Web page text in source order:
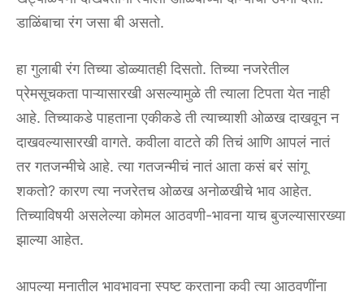
डाळिंबाचा रंग जसा बी असतो.
हा गुलाबी रंग तिच्या डोळ्यातही दिसतो. तिच्या नजरेतील
प्रेमसूचकता पाऱ्यासारखी असल्यामुळे ती त्याला टिपता येत नाही
आहे. तिच्याकडे पाहताना एकीकडे ती त्याच्याशी ओळख दाखवून न
दाखवल्यासारखी वागते. कवीला वाटते की तिचं आणि आपलं नातं
तर गतजन्मीचे आहे. त्या गतजन्मीचं नातं आता कसं बरं सांगू
शकतो? कारण त्या नजरेतच ओळख अनोळखीचे भाव आहेत.
तिच्याविषयी असलेल्या कोमल आठवणी-भावना याच बुजल्यासारख्या
झाल्या आहेत.
आपल्या मनातील भावभावना स्पष्ट करताना कवी त्या आठवणींना